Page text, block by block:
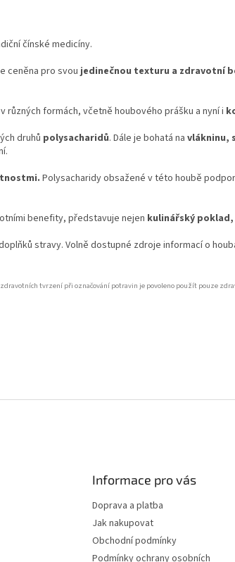
čínské medicíny.
ceněna pro svou jedinečnou texturu a zdravotní
formách, včetně houbového prášku a nyní i
druhů polysacharidů. Dále je bohatá na vlákninu,
Polysacharidy obsažené v této houbě
benefity, představuje nejen kulinářský poklad,
stravy. Volně dostupné zdroje informací o
tvrzení při označování potravin je povoleno použít pouze
Informace pro vás
Doprava a platba
Jak nakupovat
Obchodní podmínky
Podmínky ochrany osobních